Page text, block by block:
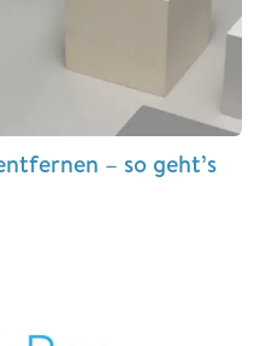
– so geht’s